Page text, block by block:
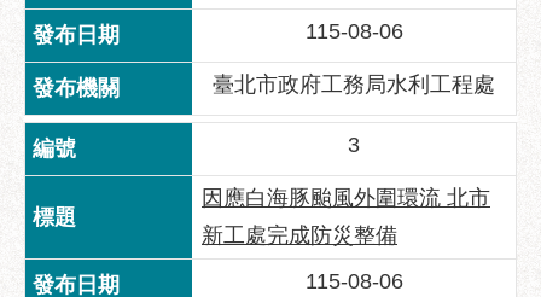
主
流
化
性
騷
擾
防
廉
115-08-06
臺北市政府工務局水利工程處
3
因應白海豚颱風外圍環流 北市
新工處完成防災整備
115-08-06